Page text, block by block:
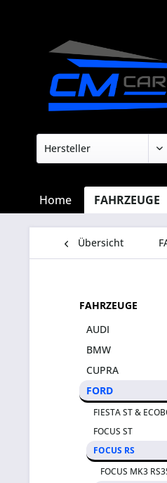
Home FAHRZEUGE
Übersicht
FAHRZEUGE
AUDI
BMW
CUPRA
FORD
FIESTA ST &
FOCUS ST
FOCUS RS
FOCUS MK3